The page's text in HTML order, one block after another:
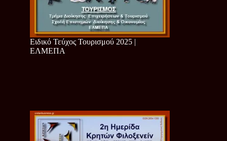
Ειδικό Τεύχος Τουρισμού 2025 |
ΕΛΜΕΠΑ